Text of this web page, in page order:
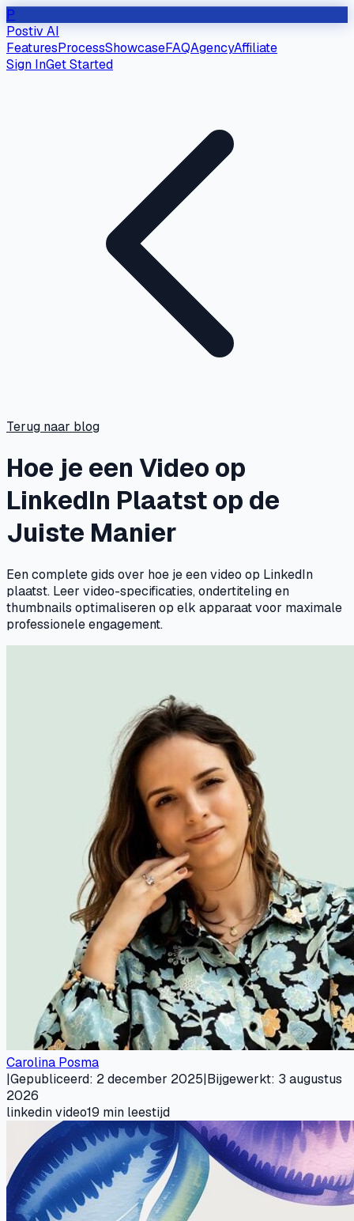
P
Postiv AI
FeaturesProcessShowcaseFAQAgencyAffiliate
Sign InGet Started
Terug naar blog
Hoe je een Video op
LinkedIn Plaatst op de
Juiste Manier
Een complete gids over hoe je een video op LinkedIn
plaatst. Leer video-specificaties, ondertiteling en
thumbnails optimaliseren op elk apparaat voor maximale
professionele engagement.
Carolina Posma
|Gepubliceerd: 2 december 2025|Bijgewerkt: 3 augustus
2026
linkedin video19 min leestijd